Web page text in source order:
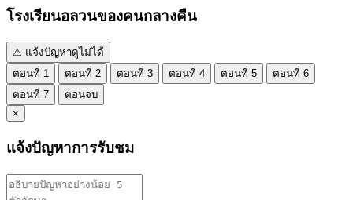
โรงเรียนอลวนของคนกลางคืน
⚠ แจ้งปัญหาดูไม่ได้
ตอนที่ 1
ตอนที่ 2 ตอนที่ 3 ตอนที่ 4 ตอนที่ 5
ตอนที่ 6
ตอนที่ 7
ตอนจบ
×
แจ้งปัญหาการรับชม